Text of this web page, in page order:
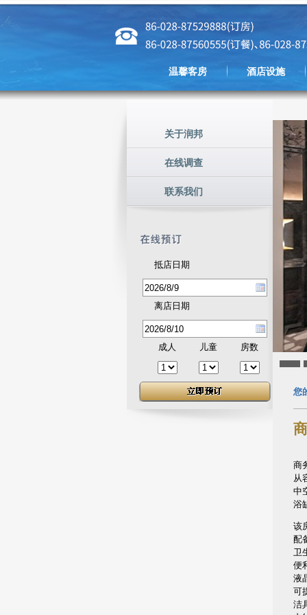
温馨客房 酒店设施
关于润邦
在线调查
联系我们
抵店日期
离店日期
成人 儿童 房数
您
商
从
中
浴
该
配
卫
便
液
可
洁